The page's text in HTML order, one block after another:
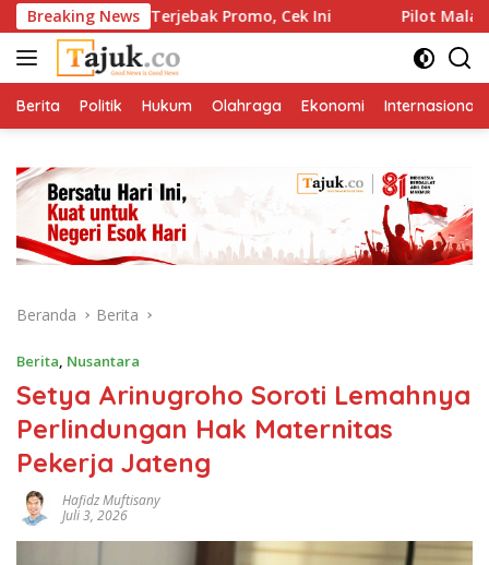
Langsung
ke
konten
Breaking News
Terjebak Promo, Cek Ini Pilot Malaysia Airlines
Berita Politik Hukum Olahraga Ekonomi Internasional
Beranda Berita
Berita, Nusantara
Setya Arinugroho Soroti Lemahnya
Perlindungan Hak Maternitas
Pekerja Jateng
Hafidz Muftisany
Juli 3, 2026